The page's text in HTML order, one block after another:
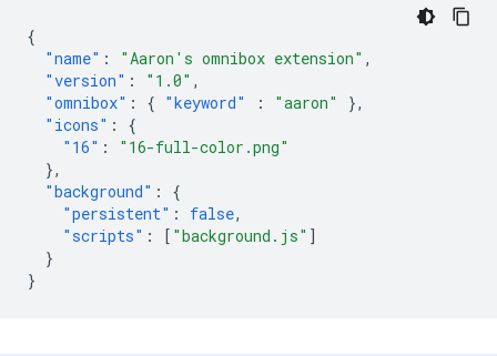
{
"name" : "Aaron's omnibox extension" ,
"version" : "1.0" ,
"omnibox" : { "keyword" : "aaron"
},
"icons" :
{
"16" :
"16-full-color.png"
},
"background" :
{
"persistent" : false,
"scripts" : [ "background.js" ]
}
}